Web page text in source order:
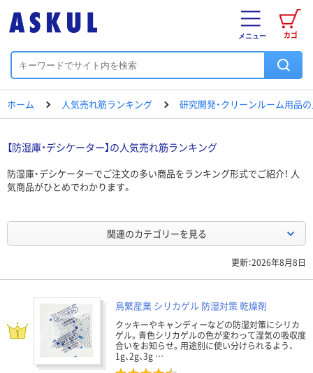
カゴ
メニュー
ホーム 人気売れ筋ランキング 研究開発・クリーンルーム用品
【防湿庫・デシケーター】の人気売れ筋ランキング
防湿庫・デシケーターでご注文の多い商品をランキング形式でご紹介！ 人
気商品がひとめでわかります。
関連のカテゴリーを見る
更新：2026年8月8日
鳥繁産業 シリカゲル 防湿対策 乾燥剤
クッキーやキャンディーなどの防湿対策にシリカ
ゲル。青色シリカゲルの色が変わって湿気の吸収度
合いをお知らせ。用途別に使い分けられるよう、
1g、2g、3g …